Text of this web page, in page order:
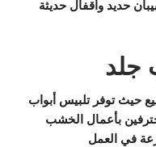
حديد واقفال حديثة
جلد
حيث توفر تلبيس أبواب
بأعمال الخشب
في العمل